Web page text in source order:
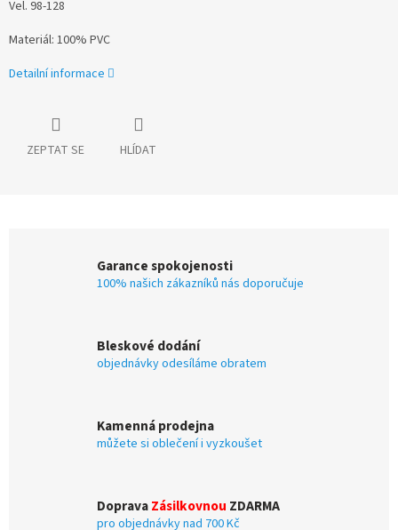
Vel. 98-128
Materiál: 100% PVC
Detailní informace
ZEPTAT SE HLÍDAT
Garance spokojenosti
100% našich zákazníků nás doporučuje
Bleskové dodání
objednávky odesíláme obratem
Kamenná prodejna
můžete si oblečení i vyzkoušet
DopravaZásilkovnou ZDARMA
pro objednávky nad 700 Kč